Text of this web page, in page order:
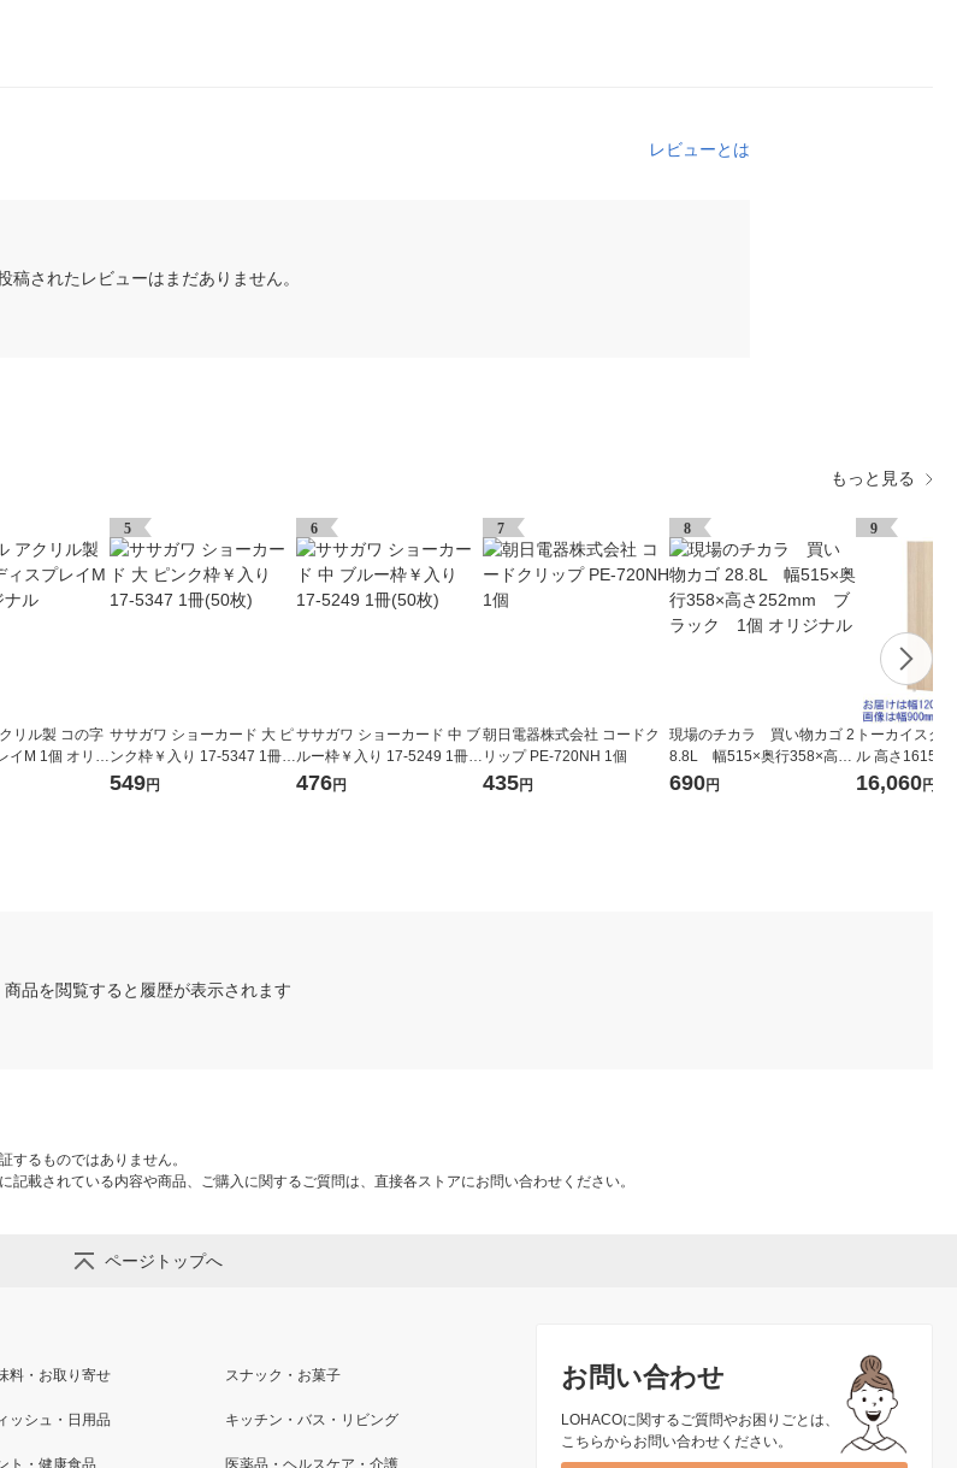
レビューとは
稿されたレビューはまだありません。
もっと見る
リル製 コの字
イM 1個 オリジ
5
ササガワ ショーカード 大 ピ
ンク枠￥入り 17-5347 1冊(5
0枚)
549円
6
ササガワ ショーカード 中 ブ
ルー枠￥入り 17-5249 1冊(5
0枚)
476円
7
朝日電器株式会社 コードク
リップ PE-720NH 1個
435円
8
現場のチカラ 買い物カゴ 2
8.8L 幅515×奥行358×高さ
252mm ブラック 1個 オ
690円
9
トーカイスク
ル 高さ
木目調ナチュ
2Nr 1枚
16,060円
商品を閲覧すると履歴が表示されます
するものではありません。
載されている内容や商品、ご購入に関するご質問は、直接各ストアにお問い合わせください。
ページトップへ
お問い合わせ
LOHACOに関するご質問やお困りごとは、
こちらからお問い合わせください。
料・お取り寄せ スナック・お菓子
ッシュ・日用品 キッチン・バス・リビング
ト・健康食品 医薬品・ヘルスケア・介護